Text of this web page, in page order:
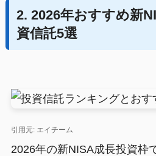
2. 2026年おすすめ新
資信託5選
引用元: エイチーム
2026年の新NISA成長投資枠